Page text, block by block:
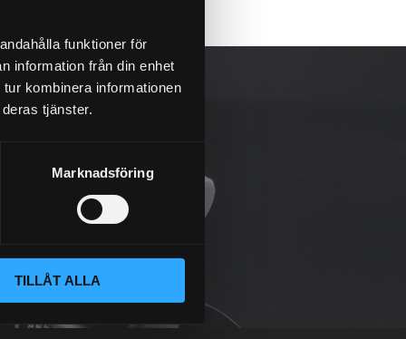
funktioner för
information från din enhet
kombinera informationen
tjänster.
Marknadsföring
TILLÅT ALLA